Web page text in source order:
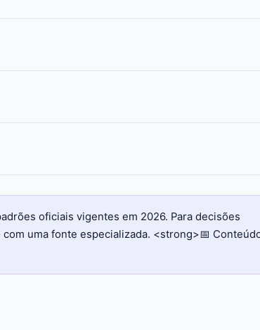
oficiais vigentes em 2026. Para decisões
uma fonte especializada. <strong>📅